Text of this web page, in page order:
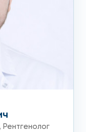
, Рентгенолог